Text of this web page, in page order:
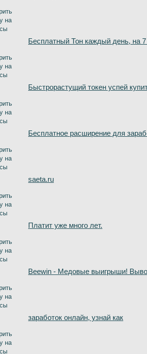
Бесплатный Тон каждый день, на
Быстрорастущий токен успей
Бесплатное расширение для
saeta.ru
Платит уже много лет.
Beewin - Медовые выигрыши!
заработок онлайн, узнай как